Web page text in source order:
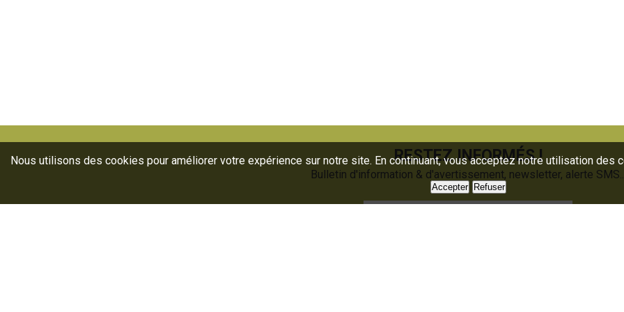
RESTEZ INFORMÉS !
Bulletin d'information & d'avertissement, newsletter, alerte
Nous utilisons des cookies pour améliorer votre expérience sur notre site. En continuant, vous acceptez notre utilisation des
Accepter Refuser